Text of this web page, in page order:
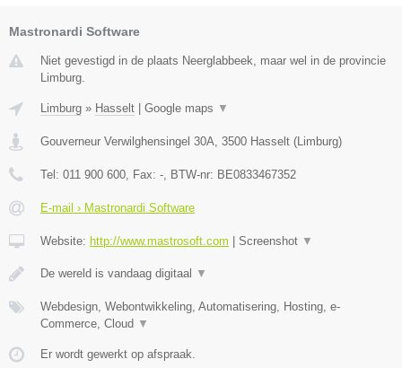
Mastronardi Software
Niet gevestigd in de plaats Neerglabbeek, maar wel in de provincie
Limburg.
Limburg » Hasselt Google maps ▼
Gouverneur Verwilghensingel 30A, 3500 Hasselt (Limburg)
Tel: 011 900 600, Fax: -, BTW-nr: BE0833467352
E-mail › Mastronardi Software
Website: http://www.mastrosoft.com Screenshot ▼
De wereld is vandaag digitaal ▼
Webdesign, Webontwikkeling, Automatisering, Hosting, e-
Commerce, Cloud ▼
Er wordt gewerkt op afspraak.